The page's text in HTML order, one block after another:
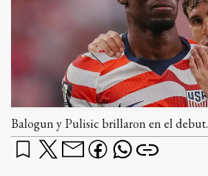
Balogun y Pulisic brillaron en el debut.